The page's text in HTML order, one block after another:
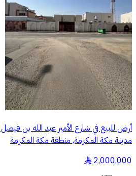
أرض للبيع في شارع الأمير عبد الله بن فيصل
مدينة مكة المكرمة, منطقة مكة المكرمة
2,000,000
§